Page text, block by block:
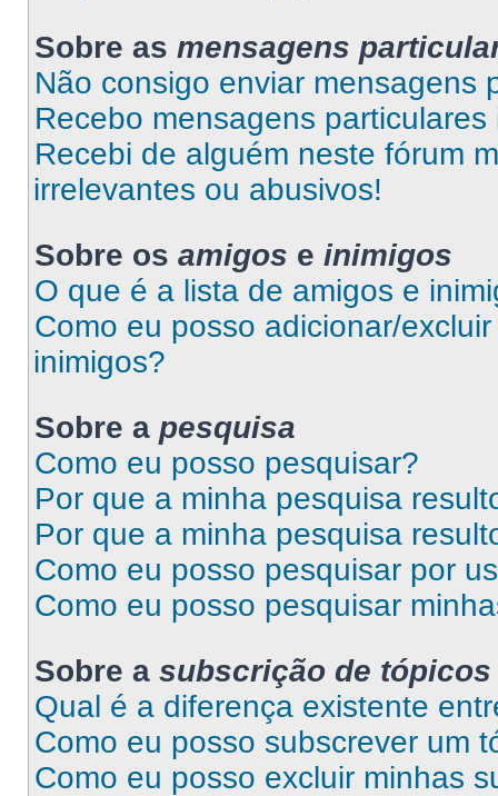
Sobre as mensagens
Não consigo enviar mensagens
Recebo mensagens
Recebi de alguém neste fórum
irrelevantes ou abusivos!
Sobre os amigos e inimigos
O que é a lista de amigos e
Como eu posso adicionar/
inimigos?
Sobre a pesquisa
Como eu posso pesquisar?
Por que a minha pesquisa
Por que a minha pesquisa
Como eu posso pesquisar por
Como eu posso pesquisar
Sobre a subscrição de tópicos
Qual é a diferença existente
Como eu posso subscrever um
Como eu posso excluir minhas